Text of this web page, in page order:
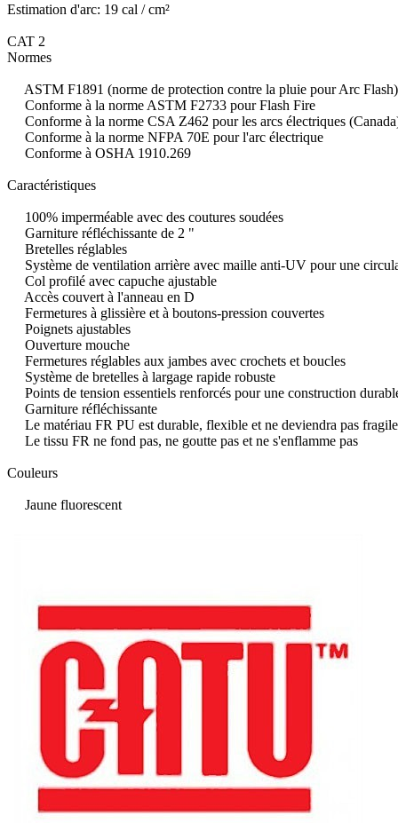
Estimation d'arc: 19 cal / cm²
CAT 2
Normes
ASTM F1891 (norme de protection contre la pluie pour Arc Flash)
Conforme à la norme ASTM F2733 pour Flash Fire
Conforme à la norme CSA Z462 pour les arcs électriques
Conforme à la norme NFPA 70E pour l'arc électrique
Conforme à OSHA 1910.269
Caractéristiques
100% imperméable avec des coutures soudées
Garniture réfléchissante de 2 "
Bretelles réglables
Système de ventilation arrière avec maille anti-UV pour une
Col profilé avec capuche ajustable
Accès couvert à l'anneau en D
Fermetures à glissière et à boutons-pression couvertes
Poignets ajustables
Ouverture mouche
Fermetures réglables aux jambes avec crochets et boucles
Système de bretelles à largage rapide robuste
Points de tension essentiels renforcés pour une construction
Garniture réfléchissante
Le matériau FR PU est durable, flexible et ne deviendra pas
Le tissu FR ne fond pas, ne goutte pas et ne s'enflamme pas
Couleurs
Jaune fluorescent